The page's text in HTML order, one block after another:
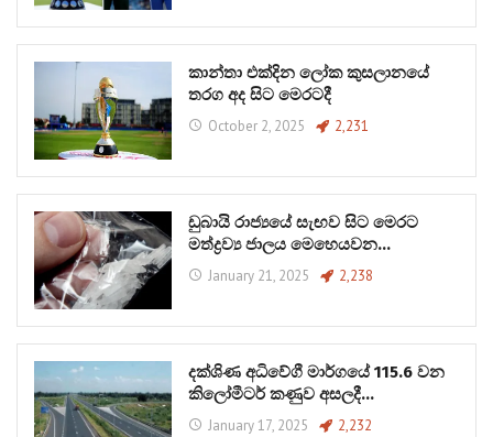
කාන්තා එක්දින ලෝක කුසලානයේ
තරග අද සිට මෙරටදී
October 2, 2025 2,231
ඩුබායි රාජ්‍යයේ සැඟව සිට මෙරට
මත්ද්‍රව්‍ය ජාලය මෙහෙයවන…
January 21, 2025 2,238
දක්ශිණ අධිවේගී මාර්ගයේ 115.6 වන
කිලෝමීටර් කණුව අසලදී…
January 17, 2025 2,232